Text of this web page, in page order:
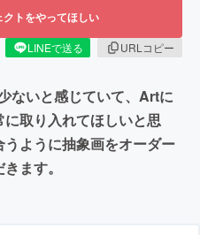
クトをやってほしい
LINEで送る
URLコピー
ないと感じていて、Artに
取り入れてほしいと思
ように抽象画をオーダー
ます。